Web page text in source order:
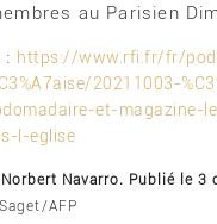
au Parisien
: https://www.rfi.fr/fr/
20211003-
et-magazine-
l-eglise
Navarro. Publié le 3
AFP